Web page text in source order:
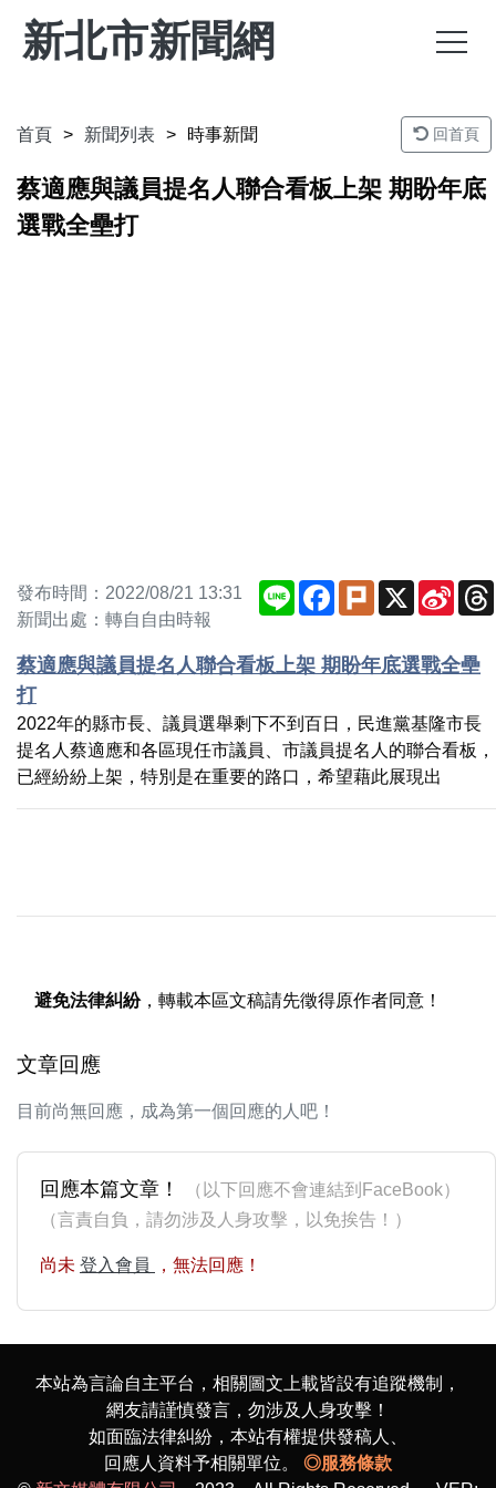
新北市新聞網
首頁 新聞列表 時事新聞 回首頁
蔡適應與議員提名人聯合看板上架 期盼年底
選戰全壘打
發布時間：2022/08/21 13:31
新聞出處：轉自自由時報
Line Facebook
Plurk X
Sina
蔡適應與議員提名人聯合看板上架 期盼年底選戰全壘
打
2022年的縣市長、議員選舉剩下不到百日，民進黨基隆市長
提名人蔡適應和各區現任市議員、市議員提名人的聯合看板，
已經紛紛上架，特別是在重要的路口，希望藉此展現出
避免法律糾紛，轉載本區文稿請先徵得原作者同意！
文章回應
目前尚無回應，成為第一個回應的人吧！
回應本篇文章！
（以下回應不會連結到FaceBook）
（言責自負，請勿涉及人身攻擊，以免挨告！）
尚未 登入會員 ，無法回應！
本站為言論自主平台，相關圖文上載皆設有追蹤機制，
網友請謹慎發言，勿涉及人身攻擊！
如面臨法律糾紛，本站有權提供發稿人、
回應人資料予相關單位。 ◎服務條款